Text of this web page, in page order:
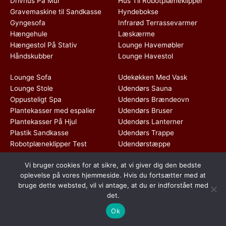
Gravemaskine til Sandkasse
Gyngesofa
Hængehule
Hængestol På Stativ
Håndskubber
Hyndebokse
Infrarød Terrassevarmer
Læskærme
Lounge Havemøbler
Lounge Havestol
Lounge Sofa
Lounge Stole
Oppusteligt Spa
Plantekasser med espalier
Plantekasser På Hjul
Plastik Sandkasse
Robotplæneklipper Test
Skur Til Haven
Stativ Til Hængekøje
Udekøkken Med Vask
Udendørs Sauna
Udendørs Brændeovn
Udendørs Bruser
Udendørs Lanterner
Udendørs Trappe
Udendørstæppe
Dette medie ejes og drives af Tropic Traffic LLC-FZ | The Meydan
Hotel, Grandstand, 6th floor, Nad Al Sheba | Dubai | UAE
Copyright © 2026 Gyngestativ Med Rutchebane | All rights reserved
Vi bruger cookies for at sikre, at vi giver dig den bedste
oplevelse på vores hjemmeside. Hvis du fortsætter med at
bruge dette websted, vil vi antage, at du er indforstået med
det.
Ok